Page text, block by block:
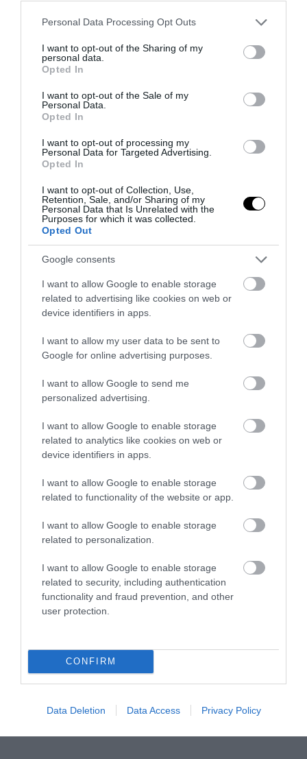
Please note that this website/app uses one or more Google
not limited to your visit or usage behaviour. You may click to
grant or deny consent to Google and its third-party tags to
use your data for below specified purposes in below Google
consent section.
Personal Data Processing Opt Outs
I want to opt-out of the Sharing of my
personal data.
Opted In
I want to opt-out of the Sale of my
Personal Data.
Opted In
I want to opt-out of processing my
Personal Data for Targeted Advertising.
Opted In
I want to opt-out of Collection, Use,
Retention, Sale, and/or Sharing of my
Personal Data that Is Unrelated with the
Purposes for which it was collected.
Opted Out
Google consents
I want to allow Google to enable storage
related to advertising like cookies on web or
device identifiers in apps.
I want to allow my user data to be sent to
Google for online advertising purposes.
I want to allow Google to send me
personalized advertising.
I want to allow Google to enable storage
related to analytics like cookies on web or
device identifiers in apps.
I want to allow Google to enable storage
related to functionality of the website or app.
I want to allow Google to enable storage
related to personalization.
I want to allow Google to enable storage
related to security, including authentication
functionality and fraud prevention, and other
user protection.
CONFIRM
Data Deletion Data Access Privacy Policy